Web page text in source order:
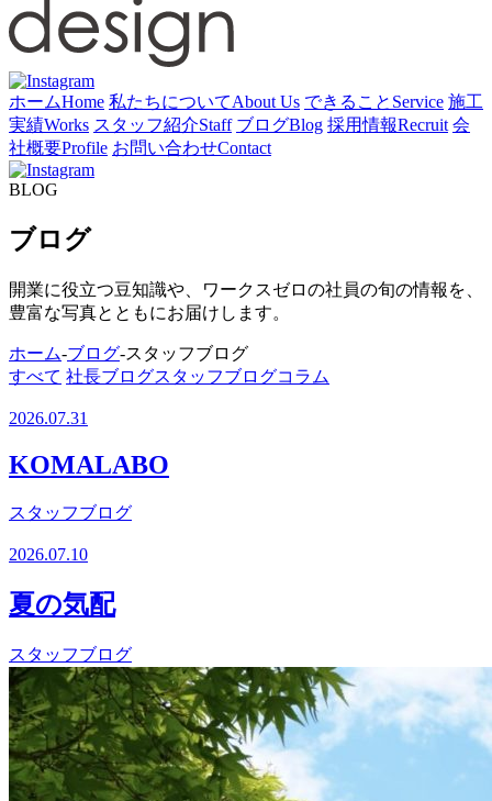
ホームHome 私たちについてAbout Us できること Service 施工
実績Works スタッフ紹介Staff ブログBlog 採用情報Recruit 会
社概要Profile お問い合わせContact
BLOG
ブログ
開業に役立つ豆知識や、ワークスゼロの社員の旬の情報を、
豊富な写真とともにお届けします。
ホーム-ブログ-スタッフブログ
すべて 社長ブログスタッフブログコラム
2026.07.31
KOMALABO
スタッフブログ
2026.07.10
夏の気配
スタッフブログ